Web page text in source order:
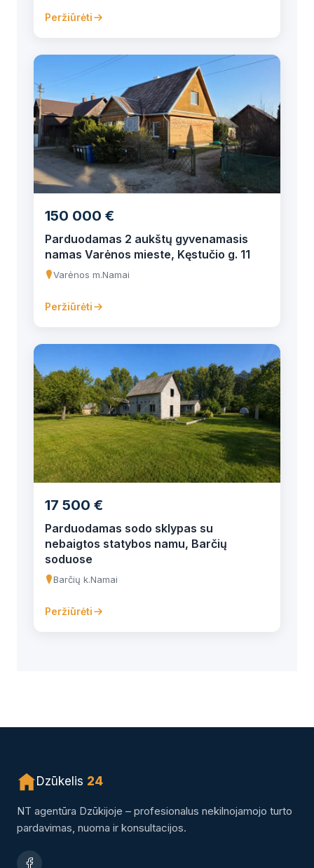
Peržiūrėti
150 000 €
Parduodamas 2 aukštų gyvenamasis
namas Varėnos mieste, Kęstučio g. 11
Varėnos m.Namai
Peržiūrėti
17 500 €
Parduodamas sodo sklypas su
nebaigtos statybos namu, Barčių
soduose
Barčių k.Namai
Peržiūrėti
Dzūkelis 24
NT agentūra Dzūkijoje – profesionalus nekilnojamojo turto
pardavimas, nuoma ir konsultacijos.